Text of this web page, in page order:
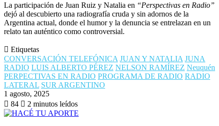
La participación de Juan Ruiz y Natalia en “Perspectivas en Radio”
dejó al descubierto una radiografía cruda y sin adornos de la
Argentina actual, donde el humor y la denuncia se entrelazan en un
relato tan auténtico como controversial.
Etiquetas
CONVERSACIÓN TELEFÓNICA JUAN Y NATALIA JUNA
RADIO LUIS ALBERTO PÉREZ NELSON RAMÍREZ Neuquén
PERPECTIVAS EN RADIO PROGRAMA DE RADIO RADIO
LATERAL SUR ARGENTINO
1 agosto, 2025
84
2 minutos leídos